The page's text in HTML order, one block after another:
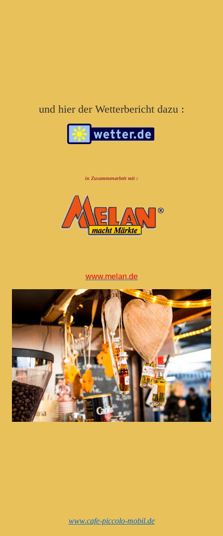
und hier der Wetterbericht dazu :
in Zusammenarbeit mit :
www.melan.de
www.cafe-piccolo-mobil.de